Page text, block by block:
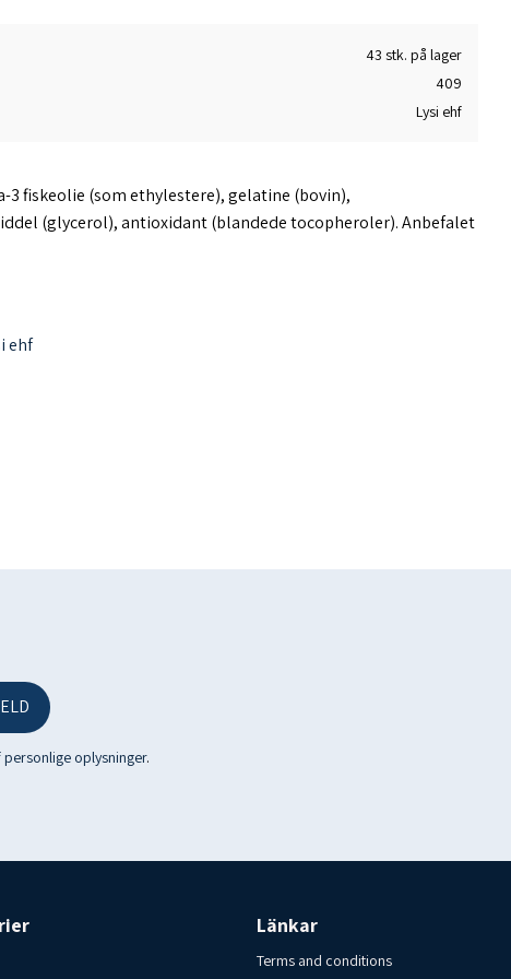
43 stk. på lager
409
Lysi ehf
3 fiskeolie (som ethylestere), gelatine (bovin),
(glycerol), antioxidant (blandede tocopheroler). Anbefalet
Produkt fra Lýsi ehf. Opbevaringsbetingelser: Opbevares bedst
ehf
oplysninger.
Länkar
Terms and conditions